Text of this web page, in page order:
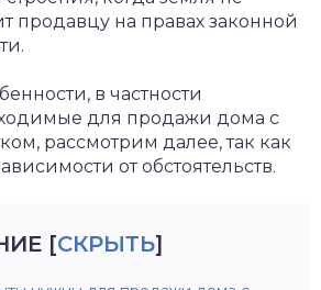
продавцу на правах законной
в частности
для продажи дома с
рассмотрим далее, так как
от обстоятельств.
[СКРЫТЬ]